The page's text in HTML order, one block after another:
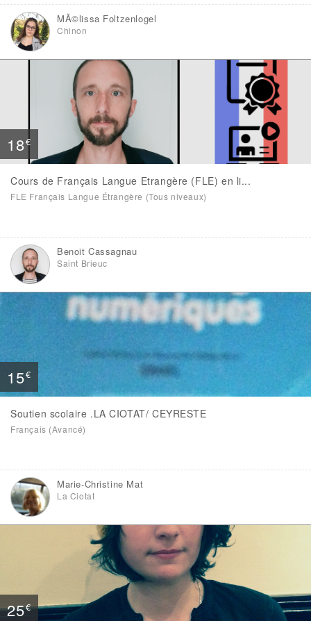
MÃ©lissa Foltzenlogel
Chinon
18€
Cours de Français Langue Etrangère (FLE) en li...
FLE Français Langue Étrangère (Tous niveaux)
Benoit Cassagnau
Saint Brieuc
15€
Soutien scolaire .LA CIOTAT/ CEYRESTE
Français (Avancé)
Marie-Christine Mat
La Ciotat
25€